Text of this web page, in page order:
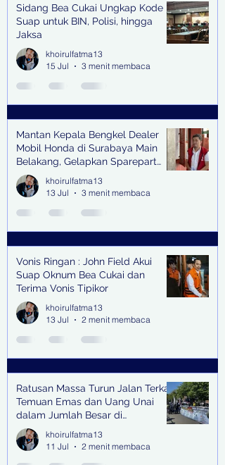
Sidang Bea Cukai Ungkap Kode
Suap untuk BIN, Polisi, hingga
Jaksa
khoirulfatma13
15 Jul
3 menit membaca
Mantan Kepala Bengkel Dealer
Mobil Honda di Surabaya Main
Belakang, Gelapkan Sparepart
Senilai Rp 1,9 Miliar
khoirulfatma13
13 Jul
3 menit membaca
Vonis Ringan : John Field Akui
Suap Oknum Bea Cukai dan
Terima Vonis Tipikor
khoirulfatma13
13 Jul
2 menit membaca
Ratusan Massa Turun Jalan Terkait
Temuan Emas dan Uang Unai
dalam Jumlah Besar di
Lingkungan Jampidsus Kejaksaan
Agung RI di Jakarta
khoirulfatma13
11 Jul
2 menit membaca